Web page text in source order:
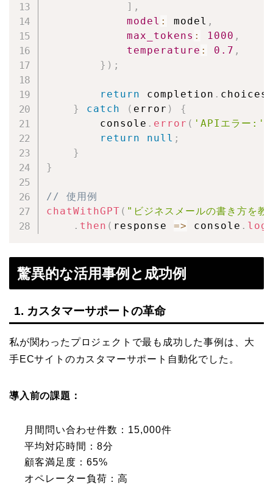
] ,
model : model ,
max_tokens : 1000 ,
temperature : 0.7 ,
} ) ;
return completion . choices
}
catch ( error )
{
        console
. error ( 'APIエラー:'
return
null ;
}
}
// 使用例
chatWithGPT ( "ビジネスメールの書き方を教
. then ( response => console . log
驚異的な活用事例と成功例
1. カスタマーサポートの革命
私が関わったプロジェクトで最も成功した事例は、大
手ECサイトのカスタマーサポート自動化でした。
導入前の課題：
月間問い合わせ件数：15,000件
平均対応時間：8分
顧客満足度：65%
オペレーター負荷：高